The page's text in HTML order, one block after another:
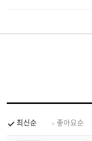
최신순 좋아요순